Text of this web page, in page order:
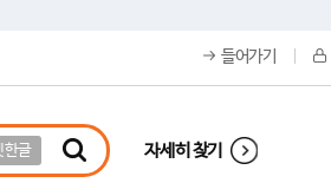
들어가기
한글 자세히 찾기